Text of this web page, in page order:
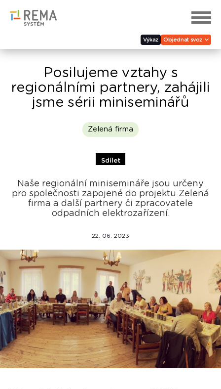
Výkaz Objednat svoz
Posilujeme vztahy s
regionálními partnery, zahájili
jsme sérii miniseminářů
Zelená firma
Sdílet
Naše regionální minisemináře jsou určeny
pro společnosti zapojené do projektu Zelená
firma a další partnery či zpracovatele
odpadních elektrozařízení.
22. 06. 2023